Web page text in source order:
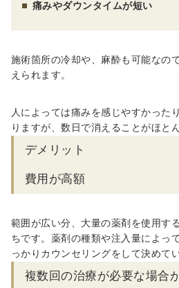
痛みやダウンタイムが短い
施術箇所の冷却や、麻酔も可能なの
えられます。
人によっては痛みを感じやすかった
りますが、数日で消えることがほと
デメリット
費用が高額
範囲が広い分、大量の薬剤を使用す
ちです。薬剤の種類や注入量によっ
っかりカウンセリングをして決めて
複数回の治療が必要な場合